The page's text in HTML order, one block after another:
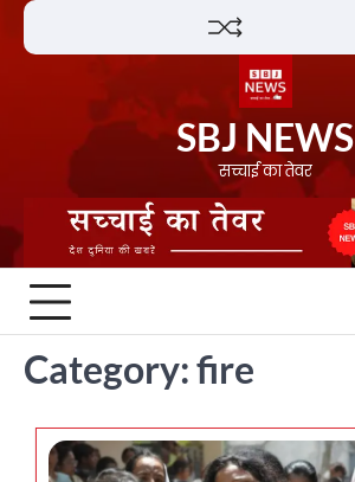
Skip
SBJ NEWS
सच्चाई का तेवर
Category:fire